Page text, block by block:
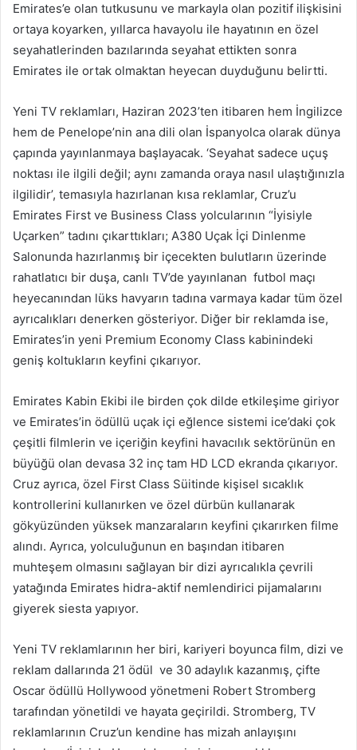
Emirates’e olan tutkusunu ve markayla olan pozitif ilişkisini
ortaya koyarken, yıllarca havayolu ile hayatının en özel
seyahatlerinden bazılarında seyahat ettikten sonra
Emirates ile ortak olmaktan heyecan duyduğunu belirtti.
Yeni TV reklamları, Haziran 2023’ten itibaren hem İngilizce
hem de Penelope’nin ana dili olan İspanyolca olarak dünya
çapında yayınlanmaya başlayacak. ‘Seyahat sadece uçuş
noktası ile ilgili değil; aynı zamanda oraya nasıl ulaştığınızla
ilgilidir’, temasıyla hazırlanan kısa reklamlar, Cruz’u
Emirates First ve Business Class yolcularının “İyisiyle
Uçarken” tadını çıkarttıkları; A380 Uçak İçi Dinlenme
Salonunda hazırlanmış bir içecekten bulutların üzerinde
rahatlatıcı bir duşa, canlı TV’de yayınlanan futbol maçı
heyecanından lüks havyarın tadına varmaya kadar tüm özel
ayrıcalıkları denerken gösteriyor. Diğer bir reklamda ise,
Emirates’in yeni Premium Economy Class kabinindeki
geniş koltukların keyfini çıkarıyor.
Emirates Kabin Ekibi ile birden çok dilde etkileşime giriyor
ve Emirates’in ödüllü uçak içi eğlence sistemi ice’daki çok
çeşitli filmlerin ve içeriğin keyfini havacılık sektörünün en
büyüğü olan devasa 32 inç tam HD LCD ekranda çıkarıyor.
Cruz ayrıca, özel First Class Süitinde kişisel sıcaklık
kontrollerini kullanırken ve özel dürbün kullanarak
gökyüzünden yüksek manzaraların keyfini çıkarırken filme
alındı. Ayrıca, yolculuğunun en başından itibaren
muhteşem olmasını sağlayan bir dizi ayrıcalıkla çevrili
yatağında Emirates hidra-aktif nemlendirici pijamalarını
giyerek siesta yapıyor.
Yeni TV reklamlarının her biri, kariyeri boyunca film, dizi ve
reklam dallarında 21 ödül ve 30 adaylık kazanmış, çifte
Oscar ödüllü Hollywood yönetmeni Robert Stromberg
tarafından yönetildi ve hayata geçirildi. Stromberg, TV
reklamlarının Cruz’un kendine has mizah anlayışını